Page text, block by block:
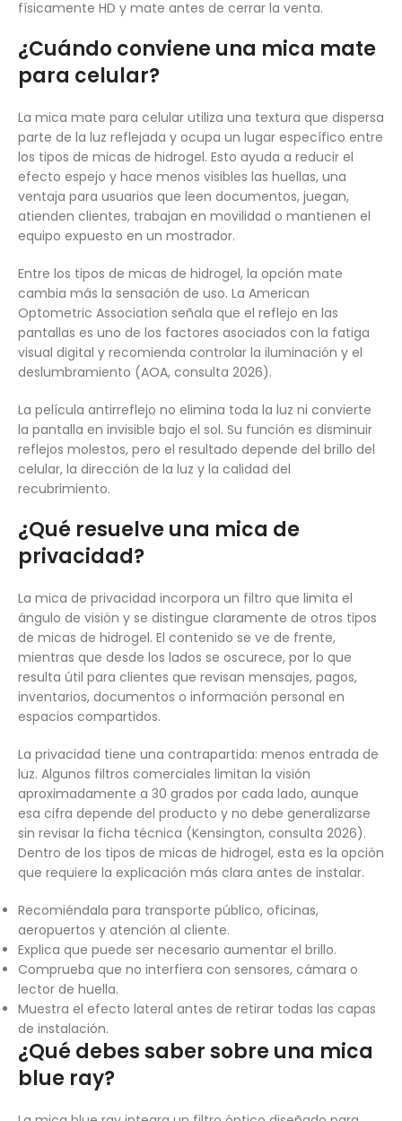
físicamente HD y mate antes de cerrar la venta.
¿Cuándo conviene una mica mate
para celular?
La mica mate para celular utiliza una textura que dispersa
parte de la luz reflejada y ocupa un lugar específico entre
los tipos de micas de hidrogel. Esto ayuda a reducir el
efecto espejo y hace menos visibles las huellas, una
ventaja para usuarios que leen documentos, juegan,
atienden clientes, trabajan en movilidad o mantienen el
equipo expuesto en un mostrador.
Entre los tipos de micas de hidrogel, la opción mate
cambia más la sensación de uso. La American
Optometric Association señala que el reflejo en las
pantallas es uno de los factores asociados con la fatiga
visual digital y recomienda controlar la iluminación y el
deslumbramiento (AOA, consulta 2026).
La película antirreflejo no elimina toda la luz ni convierte
la pantalla en invisible bajo el sol. Su función es disminuir
reflejos molestos, pero el resultado depende del brillo del
celular, la dirección de la luz y la calidad del
recubrimiento.
¿Qué resuelve una mica de
privacidad?
La mica de privacidad incorpora un filtro que limita el
ángulo de visión y se distingue claramente de otros tipos
de micas de hidrogel. El contenido se ve de frente,
mientras que desde los lados se oscurece, por lo que
resulta útil para clientes que revisan mensajes, pagos,
inventarios, documentos o información personal en
espacios compartidos.
La privacidad tiene una contrapartida: menos entrada de
luz. Algunos filtros comerciales limitan la visión
aproximadamente a 30 grados por cada lado, aunque
esa cifra depende del producto y no debe generalizarse
sin revisar la ficha técnica (Kensington, consulta 2026).
Dentro de los tipos de micas de hidrogel, esta es la opción
que requiere la explicación más clara antes de instalar.
Recomiéndala para transporte público, oficinas,
aeropuertos y atención al cliente.
Explica que puede ser necesario aumentar el brillo.
Comprueba que no interfiera con sensores, cámara o
lector de huella.
Muestra el efecto lateral antes de retirar todas las capas
de instalación.
¿Qué debes saber sobre una mica
blue ray?